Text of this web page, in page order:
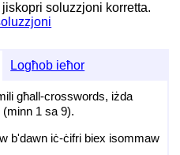
jiskopri soluzzjoni korretta.
Logħob ieħor
għall-crosswords, iżda
1 sa 9).
b'dawn iċ-ċifri biex isommaw